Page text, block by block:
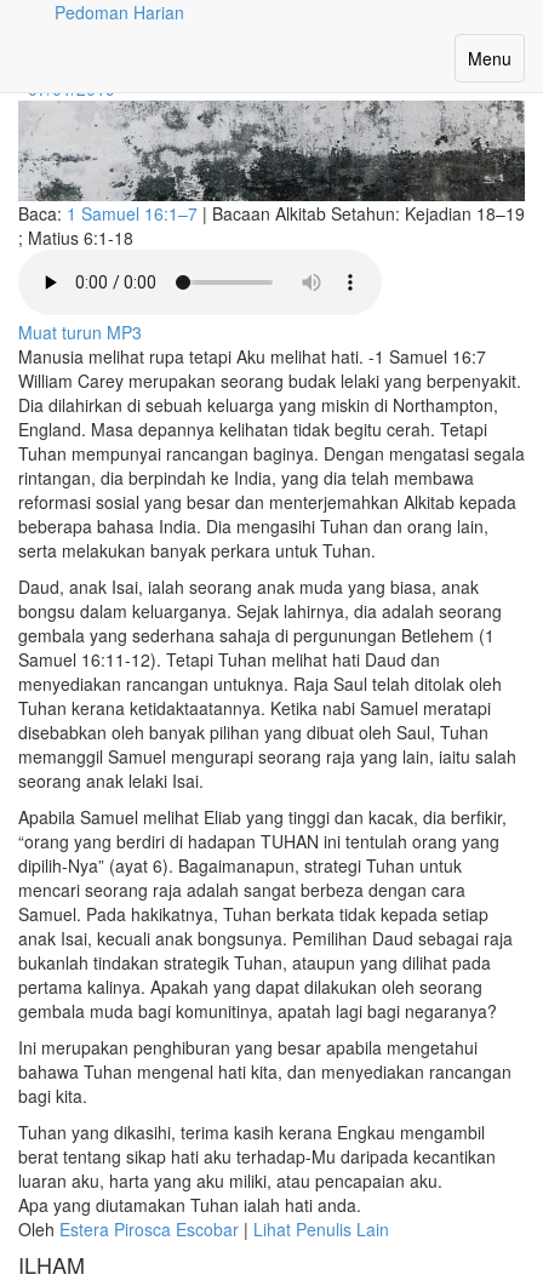
Pedoman Harian
Toggle
Menu
07/01/2019
Baca: 1 Samuel 16:1–7 | Bacaan Alkitab Setahun: Kejadian 18–19
; Matius 6:1-18
Muat turun MP3
Manusia melihat rupa tetapi Aku melihat hati. -1 Samuel 16:7
William Carey merupakan seorang budak lelaki yang berpenyakit.
Dia dilahirkan di sebuah keluarga yang miskin di Northampton,
England. Masa depannya kelihatan tidak begitu cerah. Tetapi
Tuhan mempunyai rancangan baginya. Dengan mengatasi segala
rintangan, dia berpindah ke India, yang dia telah membawa
reformasi sosial yang besar dan menterjemahkan Alkitab kepada
beberapa bahasa India. Dia mengasihi Tuhan dan orang lain,
serta melakukan banyak perkara untuk Tuhan.
Daud, anak Isai, ialah seorang anak muda yang biasa, anak
bongsu dalam keluarganya. Sejak lahirnya, dia adalah seorang
gembala yang sederhana sahaja di pergunungan Betlehem (1
Samuel 16:11-12). Tetapi Tuhan melihat hati Daud dan
menyediakan rancangan untuknya. Raja Saul telah ditolak oleh
Tuhan kerana ketidaktaatannya. Ketika nabi Samuel meratapi
disebabkan oleh banyak pilihan yang dibuat oleh Saul, Tuhan
memanggil Samuel mengurapi seorang raja yang lain, iaitu salah
seorang anak lelaki Isai.
Apabila Samuel melihat Eliab yang tinggi dan kacak, dia berfikir,
“orang yang berdiri di hadapan TUHAN ini tentulah orang yang
dipilih-Nya” (ayat 6). Bagaimanapun, strategi Tuhan untuk
mencari seorang raja adalah sangat berbeza dengan cara
Samuel. Pada hakikatnya, Tuhan berkata tidak kepada setiap
anak Isai, kecuali anak bongsunya. Pemilihan Daud sebagai raja
bukanlah tindakan strategik Tuhan, ataupun yang dilihat pada
pertama kalinya. Apakah yang dapat dilakukan oleh seorang
gembala muda bagi komunitinya, apatah lagi bagi negaranya?
Ini merupakan penghiburan yang besar apabila mengetahui
bahawa Tuhan mengenal hati kita, dan menyediakan rancangan
bagi kita.
Tuhan yang dikasihi, terima kasih kerana Engkau mengambil
berat tentang sikap hati aku terhadap-Mu daripada kecantikan
luaran aku, harta yang aku miliki, atau pencapaian aku.
Apa yang diutamakan Tuhan ialah hati anda.
Oleh Estera Pirosca Escobar | Lihat Penulis Lain
ILHAM